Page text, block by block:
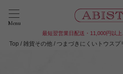
Menu
最短翌営業日配送・11,000円以
Top 雑貨その他 つまづきにくいトウス